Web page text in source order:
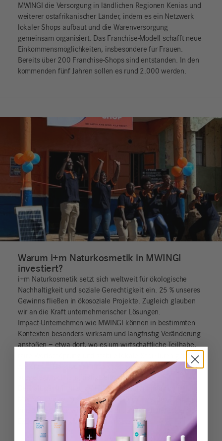
MWINGI die Versorgung in ländlichen Regionen Kenias und
weiterer ostafrikanischer Länder, indem es ein Netzwerk
lokaler Shops aufbaut und die Warenversorgung
gemeinsam organisiert. Das Franchise-Modell schafft neue
Einkommensmöglichkeiten, insbesondere für Frauen.
Bereits über 200 Franchise-Shops sind entstanden. In den
kommenden fünf Jahren sollen es rund 2.000 werden.
Warum i+m Naturkosmetik in MWINGI
investiert?
i+m Naturkosmetik setzt sich weltweit für ökologische
Nachhaltigkeit und soziale Gerechtigkeit ein. 25 % unseres
Gewinns fließen in ökosoziale Projekte. Zugleich glauben
wir an die Kraft unternehmerischer Lösungen.
Impact-Unternehmen wie MWINGI können in bestimmten
Kontexten besonders wirksam und langfristig Veränderung
anstoßen – etwa dort, wo es um wirtschaftliche Teilhabe,
faire Wertschöpfung und stabile lokale Strukturen geht.
Anders als klassische Hilfsprojekte sind sie darauf
ausgelegt, sich langfristig selbst zu tragen.
Deshalb zählt i+m zu den frühen Investor*innen von
MWINGI und hat bislang 150.000 Euro investiert. Darüber
hinaus begleiten wir das Team mit unternehmerischer
Expertise aus Kooperationen in Ostafrika.